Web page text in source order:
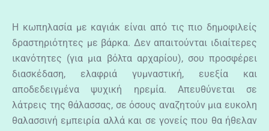
Η κωπηλασία με καγιάκ είναι από τις πιο δημοφιλείς
δραστηριότητες με βάρκα. Δεν απαιτούνται ιδιαίτερες
ικανότητες (για μια βόλτα αρχαρίου), σου προσφέρει
διασκέδαση, ελαφριά γυμναστική, ευεξία και
αποδεδειγμένα ψυχική ηρεμία. Απευθύνεται σε
λάτρεις της θάλασσας, σε όσους αναζητούν μια ευκολη
θαλασσινή εμπειρία αλλά και σε γονείς που θα ήθελαν